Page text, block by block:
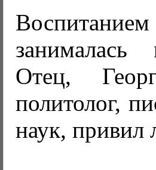
Отец,
политолог,
наук, привил